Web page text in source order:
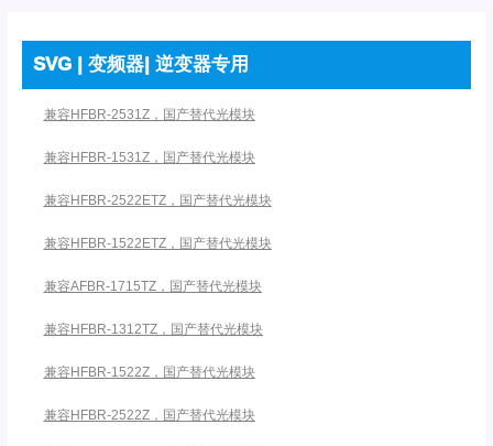
SVG | 变频器| 逆变器专用
兼容HFBR-2531Z，国产替代光模块
兼容HFBR-1531Z，国产替代光模块
兼容HFBR-2522ETZ，国产替代光模块
兼容HFBR-1522ETZ，国产替代光模块
兼容AFBR-1715TZ，国产替代光模块
兼容HFBR-1312TZ，国产替代光模块
兼容HFBR-1522Z，国产替代光模块
兼容HFBR-2522Z，国产替代光模块